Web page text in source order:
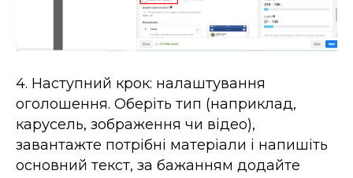
4. Наступний крок: налаштування
оголошення. Оберіть тип (наприклад,
карусель, зображення чи відео),
завантажте потрібні матеріали і напишіть
основний текст, за бажанням додайте